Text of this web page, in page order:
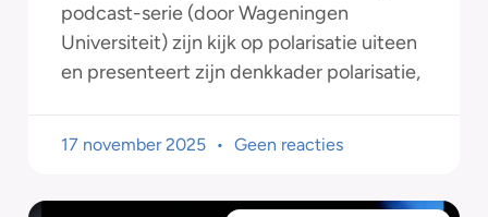
podcast-serie (door Wageningen
Universiteit) zijn kijk op polarisatie uiteen
en presenteert zijn denkkader polarisatie,
17 november 2025 Geen reacties